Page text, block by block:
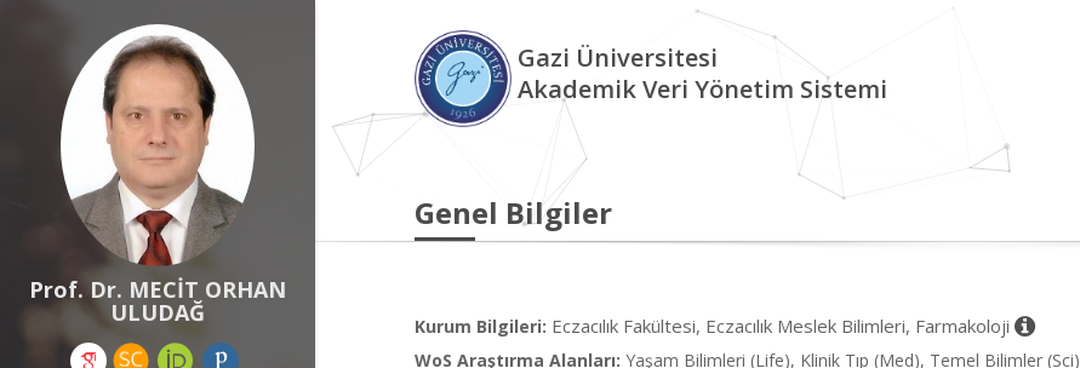
Prof. Dr. MECİT ORHAN
ULUDAĞ
Gazi Üniversitesi
Akademik Veri Yönetim Sistemi
Genel Bilgiler
Kurum Bilgileri: Eczacılık Fakültesi, Eczacılık Meslek Bilimleri, Farmakoloji
WoS Araştırma Alanları: Yaşam Bilimleri (Life), Klinik Tıp (Med), Temel Bilimler (Sci)